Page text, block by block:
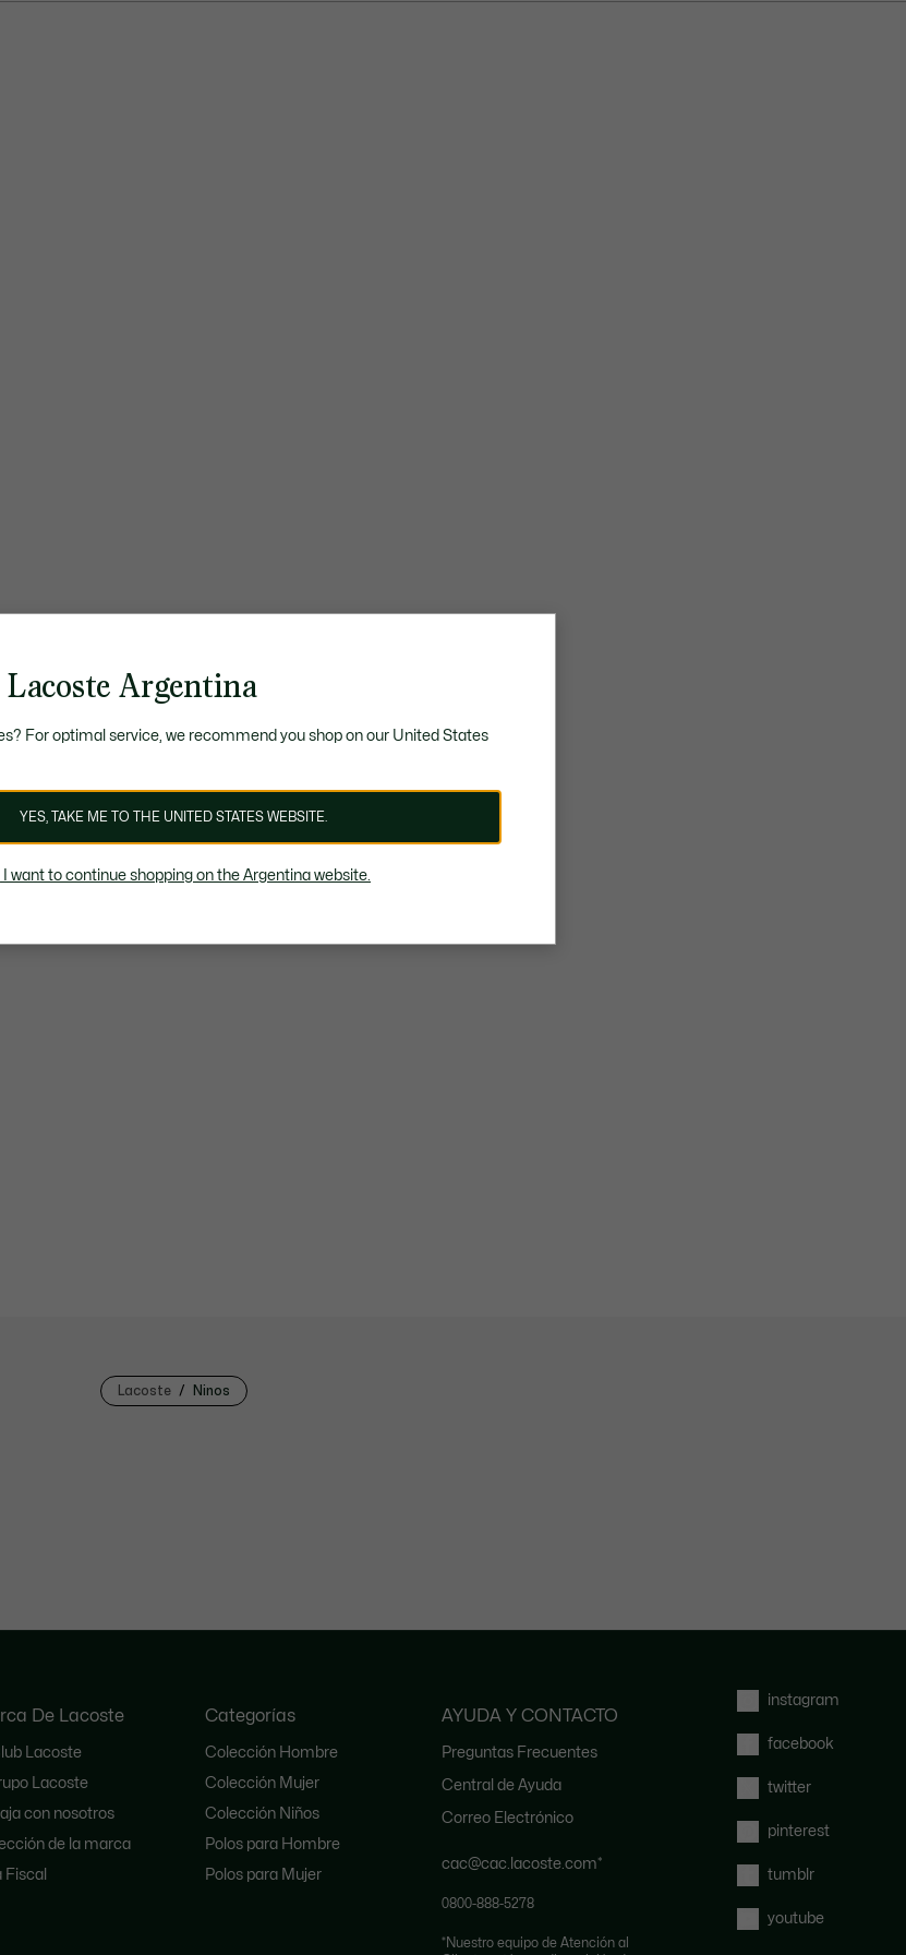
Lacoste Ninos
De Lacoste
Lacoste
Lacoste
con nosotros
de la marca
Fiscal
Categorías
Colección Hombre
Colección Mujer
Colección Niños
Polos para Hombre
Polos para Mujer
AYUDA Y CONTACTO
Preguntas Frecuentes
Central de Ayuda
Correo Electrónico
cac@cac.lacoste.com*
0800-888-5278
* Nuestro equipo de Atención al
instagram
facebook
twitter
pinterest
tumblr
youtube
Lacoste Argentina
For optimal service, we recommend you shop on our United States
YES, TAKE ME TO THE UNITED STATES WEBSITE.
I want to continue shopping on the Argentina website.